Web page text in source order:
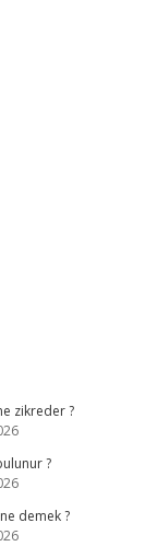
zikreder ?
?
demek ?